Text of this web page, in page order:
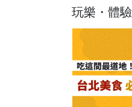
玩樂・體驗